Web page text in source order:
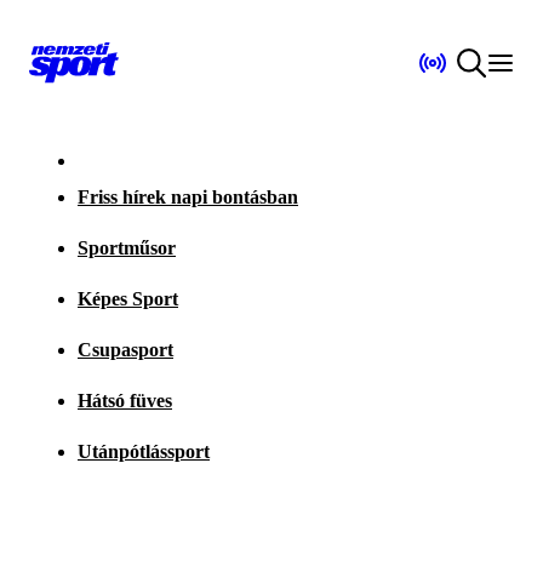
Friss hírek napi bontásban
Sportműsor
Képes Sport
Csupasport
Hátsó füves
Utánpótlássport